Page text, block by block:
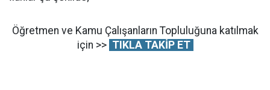
Öğretmen ve Kamu Çalışanların Topluluğuna katılmak
için >> TIKLA TAKİP ET